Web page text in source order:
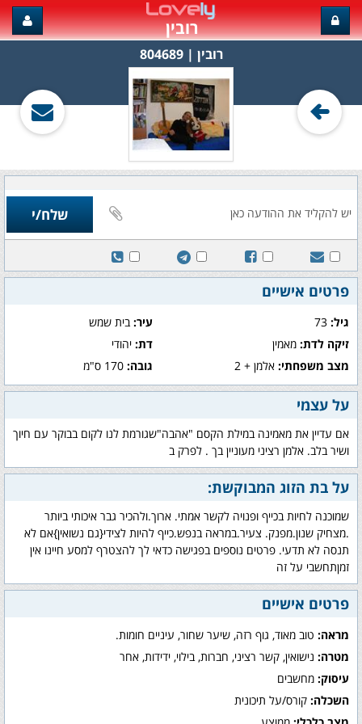
רובין
רובין‏ | 804689
פרטים אישיים
גיל: עיר:בית שמש
זיקה לדת: מאמין דת:יהודי
מצב משפחתי: אלמן + 2 גובה:170 ס"מ
על עצמי
אם עדיין את מאמינה במילת הקסם "אהבה"שגורמת לנו לקום בבוקר עם חיוך
ושיר בלב. אלמן רציני מעוניין בך . לפרק ב
על בת הזוג המבוקשת:
שמוכנה לחיות בכייף ופנויה לקשר אמתי. ארוך.ולהכיר גבר איכותי ביותר
.מצחיק שנון.מפנק. צעיר.במראה בנפש.כייף להיות לצידי{גם נשואין}אם לא
תנסה לא תדעי. פרטים נוספים בפגישה כדאי לך להצטרף למסע חיינו אין
זמןתחשבי על זה
פרטים אישיים
מראה: טוב מאוד, גוף רזה, שיער שחור, עיניים חומות.
מטרה: נישואין, קשר רציני, חברות, בילוי, ידידות, אחר
עיסוק: מחשבים
השכלה: קורס/על תיכונית